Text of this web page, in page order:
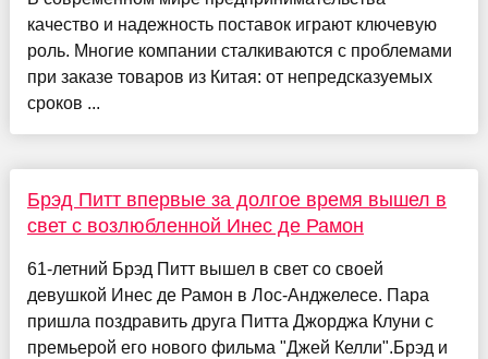
качество и надежность поставок играют ключевую
роль. Многие компании сталкиваются с проблемами
при заказе товаров из Китая: от непредсказуемых
сроков ...
Брэд Питт впервые за долгое время вышел в
свет с возлюбленной Инес де Рамон
61-летний Брэд Питт вышел в свет со своей
девушкой Инес де Рамон в Лос-Анджелесе. Пара
пришла поздравить друга Питта Джорджа Клуни с
премьерой его нового фильма "Джей Келли".Брэд и